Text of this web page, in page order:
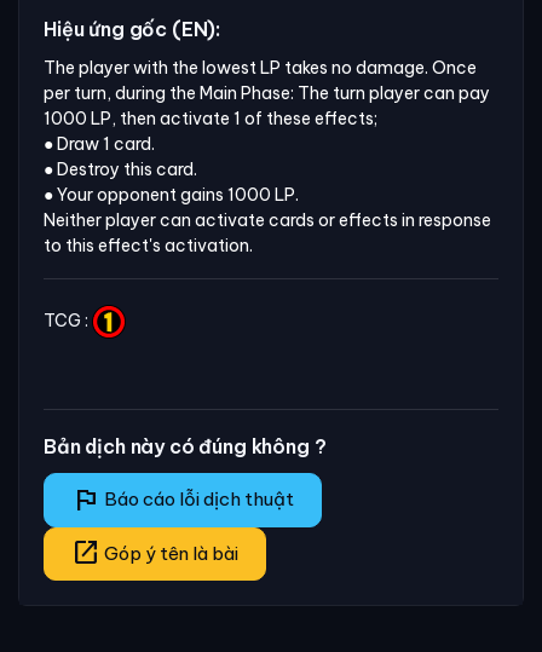
Hiệu ứng gốc (EN):
The player with the lowest LP takes no damage. Once
per turn, during the Main Phase: The turn player can pay
1000 LP, then activate 1 of these effects;
● Draw 1 card.
● Destroy this card.
● Your opponent gains 1000 LP.
Neither player can activate cards or effects in response
to this effect's activation.
TCG :
Bản dịch này có đúng không ?
flag Báo cáo lỗi dịch thuật
open_in_new Góp ý tên là bài